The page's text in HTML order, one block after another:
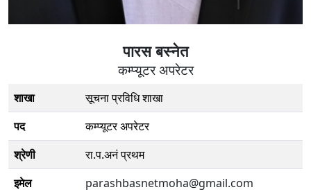
पारस बस्‍नेत
कम्प्यूटर अपरेटर
शाखा
सूचना प्रविधि शाखा
पद
कम्प्यूटर अपरेटर
श्रेणी
रा.प.अनं प्रथम
इमेल
parashbasnetmoha@gmail.com